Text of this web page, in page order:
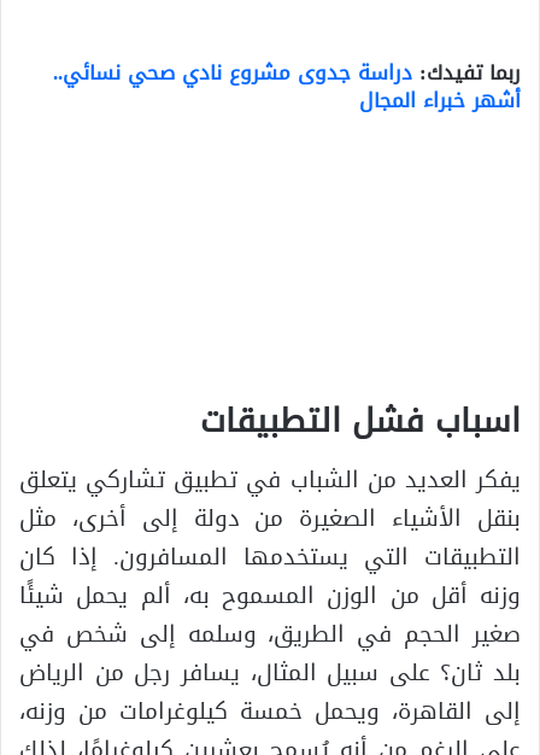
ربما تفيدك: دراسة جدوى مشروع نادي صحي نسائي..
أشهر خبراء المجال
اسباب فشل التطبيقات
يفكر العديد من الشباب في تطبيق تشاركي يتعلق
بنقل الأشياء الصغيرة من دولة إلى أخرى، مثل
التطبيقات التي يستخدمها المسافرون. إذا كان
وزنه أقل من الوزن المسموح به، ألم يحمل شيئًا
صغير الحجم في الطريق، وسلمه إلى شخص في
بلد ثان؟ على سبيل المثال، يسافر رجل من الرياض
إلى القاهرة، ويحمل خمسة كيلوغرامات من وزنه،